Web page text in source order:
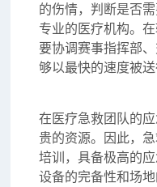
的伤情，判断是否
专业的医疗机构。
要协调赛事指挥部
够以最快的速度被送
在医疗急救团队的
贵的资源。因此，
培训，具备极高的
设备的完备性和场